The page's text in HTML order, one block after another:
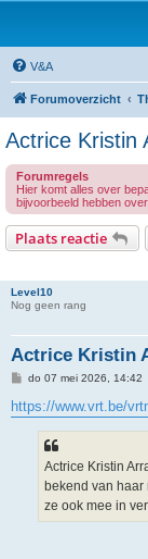
V&A
Forumoverzicht
Actrice Kristin
Forumregels
Hier komt alles over
bijvoorbeeld hebben
Plaats reactie
Level10
Nog geen rang
Actrice Kristin
B
r
i
do 07 mei 2026, 14:42
https://www.vrt.be/
Actrice Kristin
bekend van haar
ze ook mee in